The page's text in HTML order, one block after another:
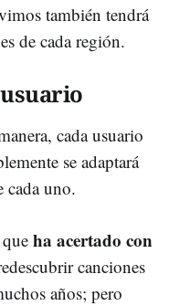
también tendrá
de cada región.
cada usuario
se adaptará
cada uno.
ha acertado con
canciones
años; pero